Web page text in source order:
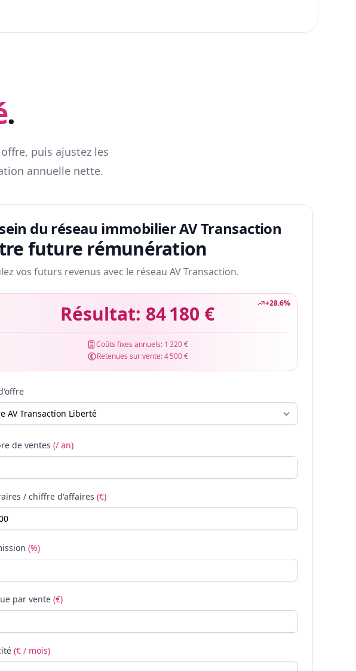
.
puis ajustez les
annuelle nette.
du réseau immobilier AV Transaction
future rémunération
vos futurs revenus avec le réseau AV Transaction.
+28.6%
Résultat: 84 180 €
Coûts fixes annuels: 1 320 €
Retenues sur vente:4 500 €
de ventes (/ an)
/ chiffre d'affaires (€)
(%)
par vente (€)
(€ / mois)